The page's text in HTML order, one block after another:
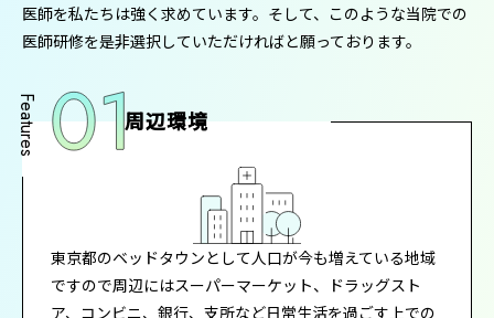
医師を私たちは強く求めています。そして、このような当院での
医師研修を是非選択していただければと願っております。
周辺環境
東京都のベッドタウンとして人口が今も増えている地域
ですので周辺にはスーパーマーケット、ドラッグスト
ア、コンビニ、銀行、支所など日常生活を過ごす上での